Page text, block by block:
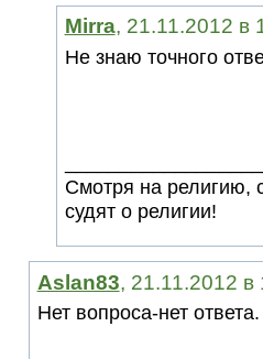
Mirra, 21.11.2012 в
Не знаю точного
Смотря на религию,
судят о религии!
Aslan83, 21.11.2012 в
Нет вопроса-нет ответа.